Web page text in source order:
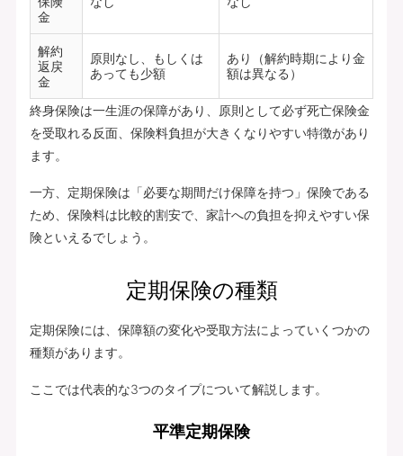
金
解約
返戻
金
原則なし、もしくは
あっても少額
あり（解約時期により金
額は異なる）
終身保険は一生涯の保障があり、原則として必ず死亡保険金
を受取れる反面、保険料負担が大きくなりやすい特徴があり
ます。
一方、定期保険は「必要な期間だけ保障を持つ」保険である
ため、保険料は比較的割安で、家計への負担を抑えやすい保
険といえるでしょう。
定期保険の種類
定期保険には、保障額の変化や受取方法によっていくつかの
種類があります。
ここでは代表的な3つのタイプについて解説します。
平準定期保険